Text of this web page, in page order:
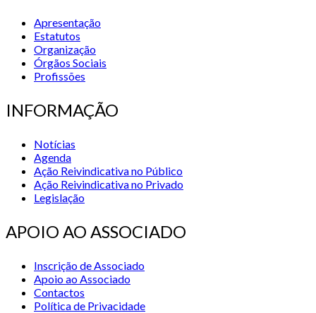
Apresentação
Estatutos
Organização
Órgãos Sociais
Profissões
INFORMAÇÃO
Notícias
Agenda
Ação Reivindicativa no Público
Ação Reivindicativa no Privado
Legislação
APOIO AO ASSOCIADO
Inscrição de Associado
Apoio ao Associado
Contactos
Política de Privacidade